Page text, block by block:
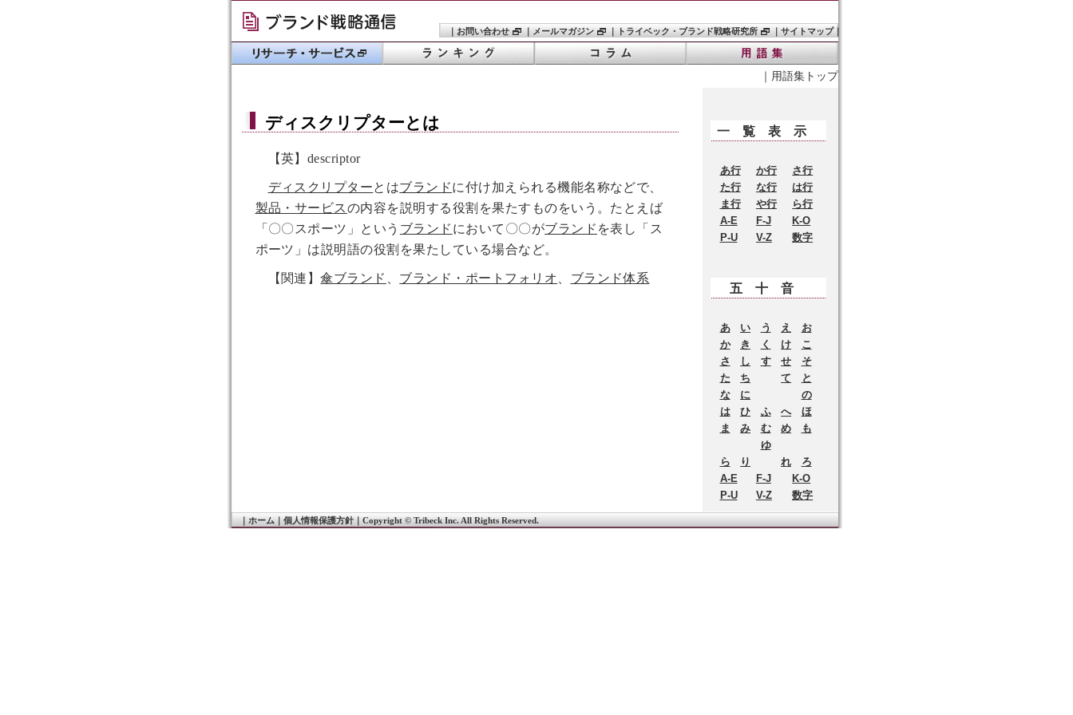
｜ お問い合わせ ｜ メールマガジン ｜ トライベック・ブランド戦略研究所 ｜ サイトマップ｜
｜ 用語集トップ
ディスクリプターとは
【英】descriptor
ディスクリプターとはブランドに付け加えられる機能名称などで、
製品・サービスの内容を説明する役割を果たすものをいう。たとえば
「〇〇スポーツ」という ブランド において〇〇がブランド を表し「ス
ポーツ」は説明語の役割を果たしている場合など。
【関連】傘ブランド ブランド・ポートフォリオ ブランド体系
一覧表示
あ行 か行
さ行
た行
な行
は行
ま行
や行
ら行
A-E
F-J
K-O
P-U
V-Z 数字
五十音
あ い う え
お
か
き く け
こ
さ
し す せ
そ
た
ち て
と
な
に
の
は
ひ ふ へ
ほ
ま
み む め
も
ゆ
ら
り れ
ろ
A-E
F-J
K-O
P-U
V-Z 数字
ホーム｜ 個人情報保護方針｜ Copyright © Tribeck Inc. All Rights Reserved.